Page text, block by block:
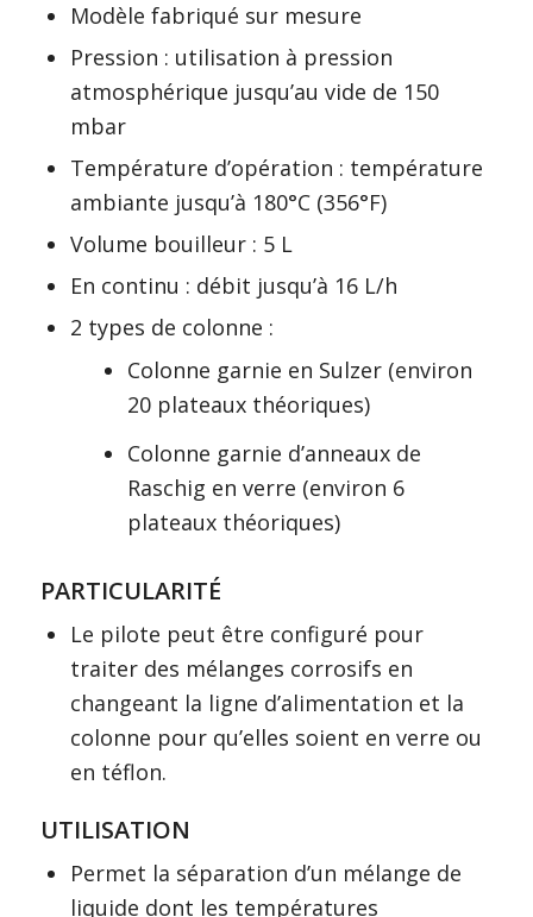
Modèle fabriqué sur mesure
Pression : utilisation à pression
atmosphérique jusqu’au vide de 150
mbar
Température d’opération : température
ambiante jusqu’à 180°C (356°F)
Volume bouilleur : 5 L
En continu : débit jusqu’à 16 L/h
2 types de colonne :
Colonne garnie en Sulzer (environ
20 plateaux théoriques)
Colonne garnie d’anneaux de
Raschig en verre (environ 6
plateaux théoriques)
PARTICULARITÉ
Le pilote peut être configuré pour
traiter des mélanges corrosifs en
changeant la ligne d’alimentation et la
colonne pour qu’elles soient en verre ou
en téflon.
UTILISATION
Permet la séparation d’un mélange de
liquide dont les températures